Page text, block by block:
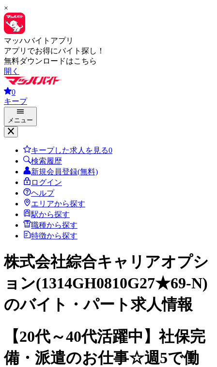
×
マッハバイトアプリ
アプリでお得にバイト探し！
無料ダウンロードはこちら
開く
0
キープ
メニュー
キープした求人を見る0
検索履歴
新規会員登録(無料)
ログイン
ヘルプ
エリアから探す
駅から探す
職種から探す
特徴から探す
株式会社綜合キャリアオプシ
ョン(1314GH0810G27★69-N)
のバイト・パート求人情報
【20代～40代活躍中】社保完
備・派遣のお仕事☆週5で働